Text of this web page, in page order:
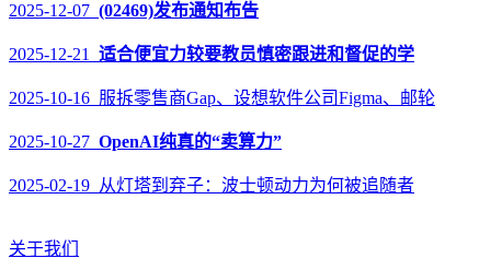
2025-12-07 (02469)发布通知布告
2025-12-21 适合便宜力较要教员慎密跟进和督促的学
2025-10-16 服拆零售商Gap、设想软件公司Figma、邮轮
2025-10-27 OpenAI纯真的“卖算力”
2025-02-19 从灯塔到弃子：波士顿动力为何被追随者
关于我们